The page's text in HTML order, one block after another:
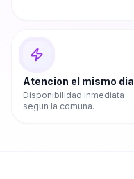
Atencion el mismo dia
Disponibilidad inmediata
segun la comuna.